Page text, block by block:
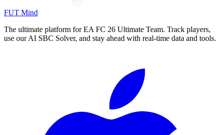
FUT Mind
The ultimate platform for EA FC 26 Ultimate Team. Track players,
use our AI SBC Solver, and stay ahead with real-time data and tools.